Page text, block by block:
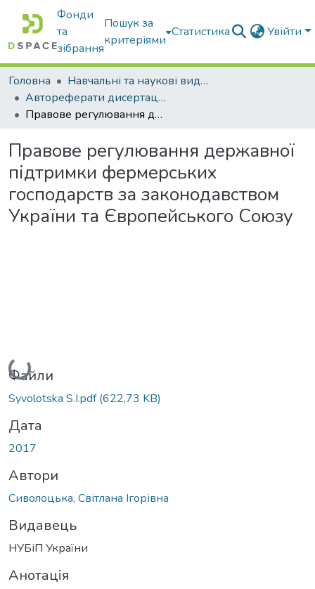
Фонди
та
зібрання
Пошук за
критеріями
Статистика Увійти
Головна
Навчальні та наукові видання
Автореферати дисертацій та дисертації
Правове регулювання державної підтримки фермерських господарств за законодавством України та Європейського Союзу
Правове регулювання державної
підтримки фермерських
господарств за законодавством
України та Європейського Союзу
Вантажиться...
Файли
Syvolotska S.I.pdf(622,73 KB)
Дата
2017
Автори
Сиволоцька, Світлана Ігорівна
Видавець
НУБіП України
Анотація